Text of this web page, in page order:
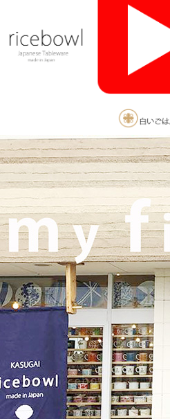
ざいます。軽井沢店2026年オープ
んご用意しております。みなさま
♪
碗。実店舗でも手にとっていただ
2025/10/26
≪軽井沢店営業のお知らせ≫ いつ
ざいます。軽井沢店2026年はGW
くださいませ！！ 2025年は11月3
ます。
2025/9/26
≪テレビで紹介されました≫ 2025
ースONE』 ひとつに特化で差別
ナーで白いごはん器のお店 らいす
2025/9/17
≪中日新聞に掲載されました≫